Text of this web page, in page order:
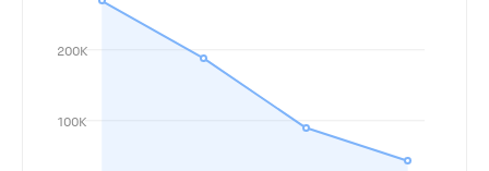
100K
200K